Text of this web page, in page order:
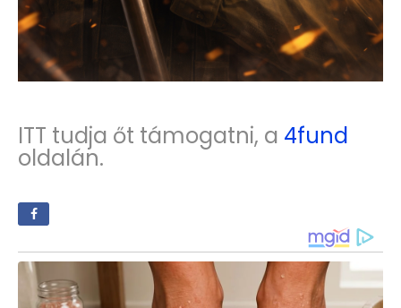
ITT tudja őt támogatni, a 4fund
oldalán.